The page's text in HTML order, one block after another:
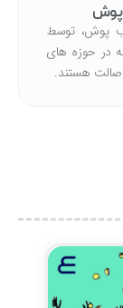
توسط
حوزه های
هستند.